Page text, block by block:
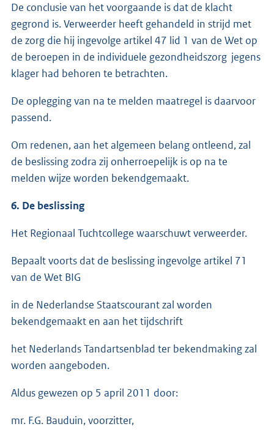
De conclusie van het voorgaande is dat de klacht
gegrond is. Verweerder heeft gehandeld in strijd met
de zorg die hij ingevolge artikel 47 lid 1 van de Wet op
de beroepen in de individuele gezondheidszorg jegens
klager had behoren te betrachten.
De oplegging van na te melden maatregel is daarvoor
passend.
Om redenen, aan het algemeen belang ontleend, zal
de beslissing zodra zij onherroepelijk is op na te
melden wijze worden bekendgemaakt.
6. De beslissing
Het Regionaal Tuchtcollege waarschuwt verweerder.
Bepaalt voorts dat de beslissing ingevolge artikel 71
van de Wet BIG
in de Nederlandse Staatscourant zal worden
bekendgemaakt en aan het tijdschrift
het Nederlands Tandartsenblad ter bekendmaking zal
worden aangeboden.
Aldus gewezen op 5 april 2011 door:
mr. F.G. Bauduin, voorzitter,